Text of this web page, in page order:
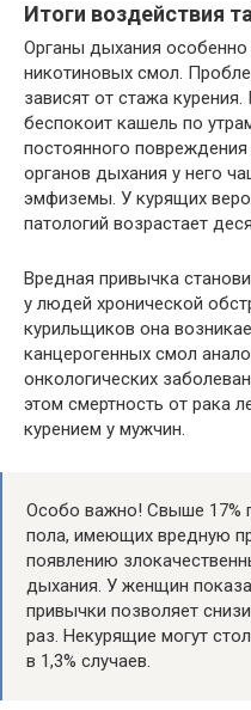
Итоги воздействия
Органы дыхания
никотиновых смол.
зависят от стажа
беспокоит кашель по
постоянного повреждения
органов дыхания у него
эмфиземы. У курящих
патологий возрастает
Вредная привычка
у людей хронической
курильщиков она
канцерогенных смол
онкологических
этом смертность от рака
курением у мужчин.
Особо важно! Свыше 17%
пола, имеющих вредную
появлению
дыхания. У женщин
привычки позволяет
раз. Некурящие могут
в 1,3% случаев.